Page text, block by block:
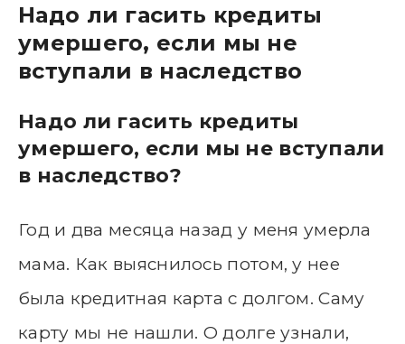
Надо ли гасить кредиты
умершего, если мы не
вступали в наследство
Надо ли гасить кредиты
умершего, если мы не вступали
в наследство?
Год и два месяца назад у меня умерла
мама. Как выяснилось потом, у нее
была кредитная карта с долгом. Саму
карту мы не нашли. О долге узнали,